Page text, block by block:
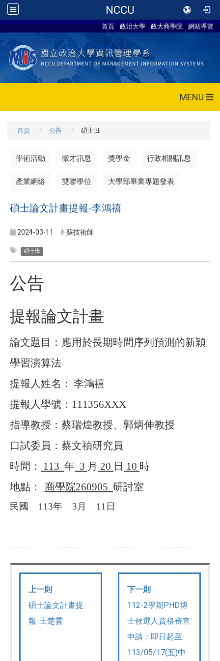
NCCU
首頁 政治大學 政大商學院 網站導覽
MENU
首頁 公告 碩士班
學術活動 徵才訊息 獎學金 行政相關訊息
產業網絡 雙聯學位 大學部畢業專題發表
碩士論文計畫提報-李鴻禧
2024-03-11 蘇技術師
碩士班
公告
提報論文計畫
論文題目：應用於長期時間序列預測的新穎
學習演算法
提報人姓名： 李鴻禧
提報人學號： 111356XXX
指導教授：蔡瑞煌教授、郭炳伸教授
口試委員：蔡文禎研究員
時間：
113 年 3 月 20 日 10 時
地點：
商學院260905 研討室
民國 113年 3 月 11 日
上一則
碩士論文計畫提
報-王楚雲
下一則
112-2學期PHD博
士候選人資格審查
申請：即日起至
113/05/17(五)中